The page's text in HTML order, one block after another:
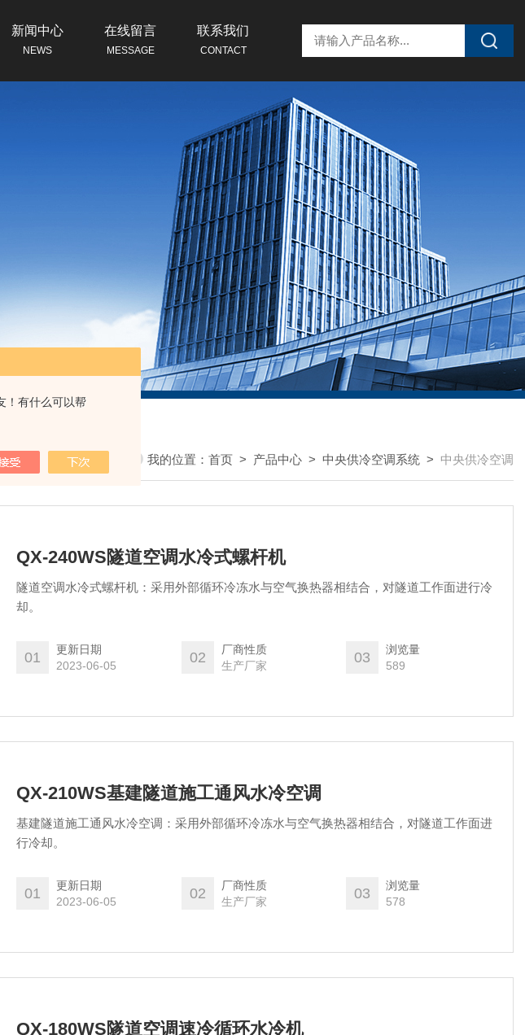
！有什么可以帮
新闻中心
NEWS
在线留言
MESSAGE
联系我们
CONTACT
我的位置： 首页 > 产品中心 > 中央供冷空调系统 > 中央供冷空调
QX-240WS隧道空调水冷式螺杆机
隧道空调水冷式螺杆机：采用外部循环冷冻水与空气换热器相结合，对隧道工作面进行冷
却。
01
更新日期
2023-06-05
02
厂商性质
生产厂家
03
浏览量
589
QX-210WS基建隧道施工通风水冷空调
基建隧道施工通风水冷空调：采用外部循环冷冻水与空气换热器相结合，对隧道工作面进
行冷却。
01
更新日期
2023-06-05
02
厂商性质
生产厂家
03
浏览量
578
QX-180WS隧道空调速冷循环水冷机